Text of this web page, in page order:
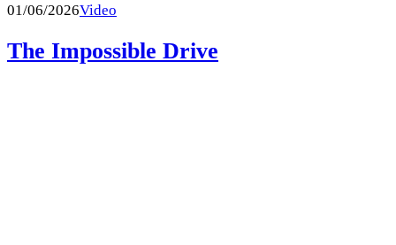
01/06/2026Video
The Impossible Drive